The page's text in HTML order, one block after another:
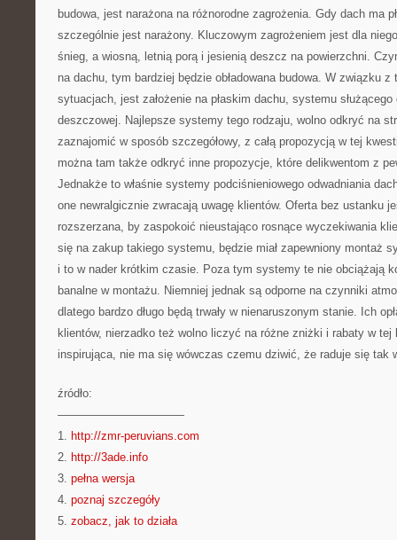
budowa, jest narażona na różnorodne zagrożenia. Gdy dach ma
szczególnie jest narażony. Kluczowym zagrożeniem jest dla
śnieg, a wiosną, letnią porą i jesienią deszcz na powierzchni.
na dachu, tym bardziej będzie obładowana budowa. W związku
sytuacjach, jest założenie na płaskim dachu, systemu
deszczowej. Najlepsze systemy tego rodzaju, wolno odkryć na
zaznajomić w sposób szczegółowy, z całą propozycją w tej
można tam także odkryć inne propozycje, które delikwentom z
Jednakże to właśnie systemy podciśnieniowego odwadniania
one newralgicznie zwracają uwagę klientów. Oferta bez ustanku
rozszerzana, by zaspokoić nieustająco rosnące wyczekiwania
się na zakup takiego systemu, będzie miał zapewniony montaż
i to w nader krótkim czasie. Poza tym systemy te nie obciążają
banalne w montażu. Niemniej jednak są odporne na czynniki
dlatego bardzo długo będą trwały w nienaruszonym stanie. Ich
klientów, nierzadko też wolno liczyć na różne zniżki i rabaty w
inspirująca, nie ma się wówczas czemu dziwić, że raduje się tak
źródło:
———————————
1. http://zmr-peruvians.com
2. http://3ade.info
3. pełna wersja
4. poznaj szczegóły
5. zobacz, jak to działa